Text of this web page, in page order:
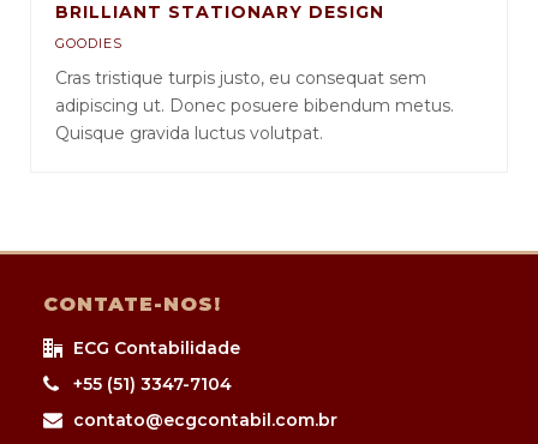
BRILLIANT STATIONARY DESIGN
GOODIES
Cras tristique turpis justo, eu consequat sem
adipiscing ut. Donec posuere bibendum metus.
Quisque gravida luctus volutpat.
CONTATE-NOS!
ECG Contabilidade
+55 (51) 3347-7104
contato@ecgcontabil.com.br